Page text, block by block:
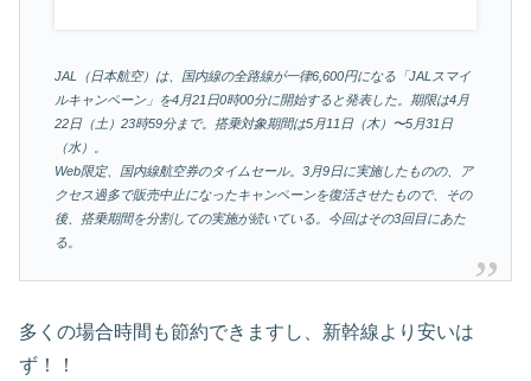
JAL（日本航空）は、国内線の全路線が一律6,600円になる「JALスマイ
ルキャンペーン」を4月21日0時00分に開始すると発表した。期限は4月
22日（土）23時59分まで。搭乗対象期間は5月11日（木）〜5月31日
（水）。
Web限定、国内線航空券のタイムセール。3月9日に実施したものの、ア
クセス過多で販売中止になったキャンペーンを復活させたもので、その
後、搭乗期間を分割しての実施が続いている。今回はその3回目にあた
る。
多くの場合時間も節約できますし、新幹線より安いは
ず！！